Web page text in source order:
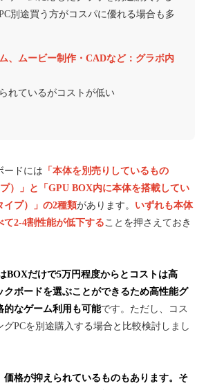
別途買う方がコスパに優れる場合も多
、ムービー制作・CADなど：グラボ内
れているがコストが低い
ードには 「本体を別売りしているもの
）」と「GPU BOX内に本体を搭載してい
イプ）」の2種類があります。 いずれも本体
2-4割性能が低下する ことを押さえておき
BOXだけで5万円程度からとコストは高
クボードを選ぶことができるため高性能グ
的なゲーム利用も可能です。ただし、コス
グPCを別途購入する場合と比較検討しまし
格が抑えられているものもあります。 そ